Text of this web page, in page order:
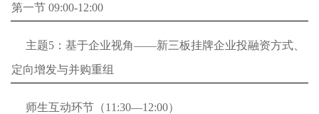
第一节 09:00-12:00
主题5：基于企业视角——新三板挂牌企业投融资方式、
定向增发与并购重组
师生互动环节（11:30—12:00）